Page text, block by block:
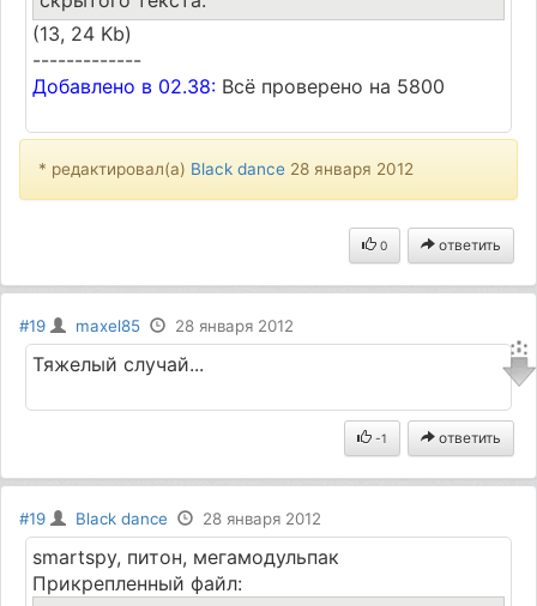
(13, 24 Kb)
-------------
Добавлено в 02.38: Всё проверено на 5800
* редактировал(а) Black dance 28 января 2012
0 ответить
#19 maxel85 28 января 2012
Тяжелый случай...
-1 ответить
#19 Black dance 28 января 2012
smartspy, питон, мегамодульпак
Прикрепленный файл: